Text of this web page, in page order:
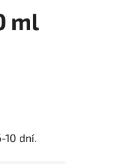
ml
10 dní.